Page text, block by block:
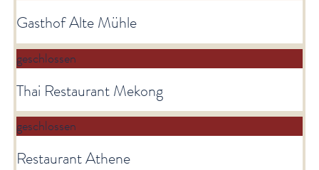
Gasthof Alte Mühle
geschlossen
Thai Restaurant Mekong
geschlossen
Restaurant Athene